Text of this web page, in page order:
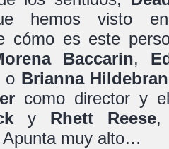
hemos visto
cómo es este
Baccarin,
o Brianna
como director y
y Rhett Reese,
Apunta muy alto…